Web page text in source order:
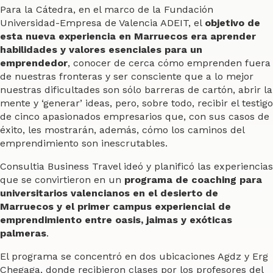
Para la Cátedra, en el marco de la Fundación
Universidad-Empresa de Valencia ADEIT, el objetivo de
esta nueva experiencia en Marruecos era aprender
habilidades y valores esenciales para un
emprendedor, conocer de cerca cómo emprenden fuera
de nuestras fronteras y ser consciente que a lo mejor
nuestras dificultades son sólo barreras de cartón, abrir la
mente y ‘generar’ ideas, pero, sobre todo, recibir el testigo
de cinco apasionados empresarios que, con sus casos de
éxito, les mostrarán, además, cómo los caminos del
emprendimiento son inescrutables.
Consultia Business Travel ideó y planificó las experiencias
que se convirtieron en un programa de coaching para
universitarios valencianos en el desierto de
Marruecos y el primer campus experiencial de
emprendimiento entre oasis, jaimas y exóticas
palmeras.
El programa se concentró en dos ubicaciones Agdz y Erg
Chegaga, donde recibieron clases por los profesores del